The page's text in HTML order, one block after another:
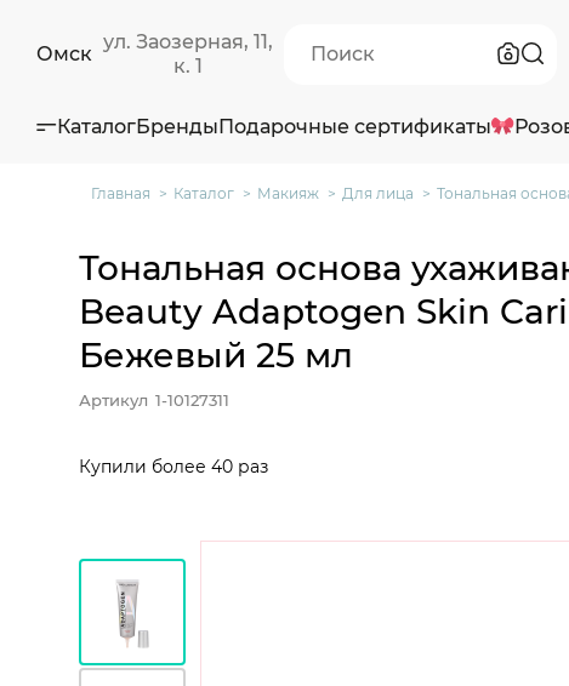
Омск
ул. Заозерная, 11,
к. 1
КаталогБрендыПодарочные сертификаты
Главная Каталог Макияж Для лица Тональная
Тональная основа
Beauty Adaptogen Skin
Бежевый 25 мл
Артикул 1-10127311
Купили более 40 раз